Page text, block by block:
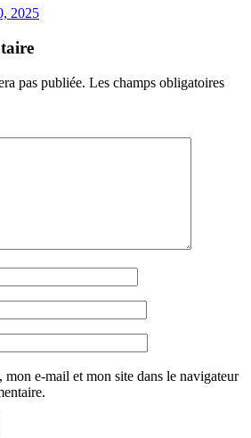
2025
pas publiée. Les champs obligatoires
e-mail et mon site dans le navigateur